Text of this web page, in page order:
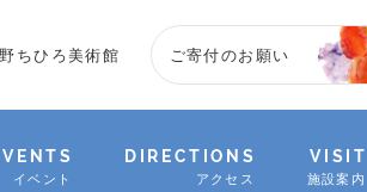
ちひろ美術館 ご寄付のお願い
イベント
DIRECTIONS
アクセス
VISIT
施設案内